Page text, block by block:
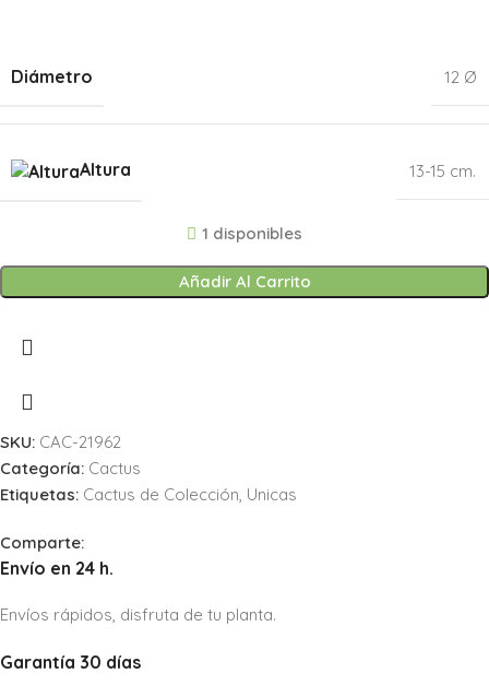
Diámetro 12 Ø
Altura 13-15 cm.
1 disponibles
Añadir Al Carrito
SKU: CAC-21962
Categoría: Cactus
Etiquetas: Cactus de Colección, Unicas
Comparte:
Envío en 24 h.
Envíos rápidos, disfruta de tu planta.
Garantía 30 días